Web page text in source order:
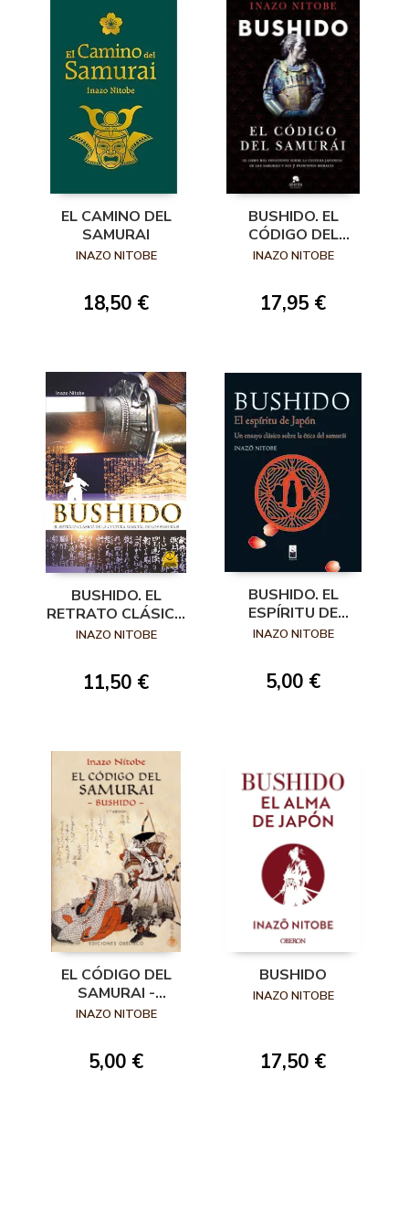
EL CAMINO DEL
SAMURAI
INAZO NITOBE
18,50 €
BUSHIDO. EL
CÓDIGO DEL
SAMURÁI
INAZO NITOBE
17,95 €
BUSHIDO. EL
RETRATO CLÁSICO
DE LA CULTURA
INAZO NITOBE
11,50 €
BUSHIDO. EL
ESPÍRITU DE
JAPÓN. UN ENSAYO
SAMURÁI.
INAZO NITOBE
5,00 €
EL CÓDIGO DEL
SAMURAI -
BUSHIDO-
INAZO NITOBE
5,00 €
BUSHIDO
INAZO NITOBE
17,50 €